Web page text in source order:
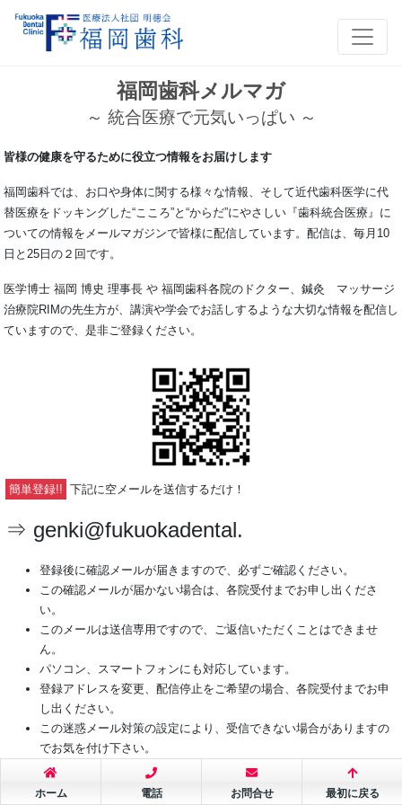
福岡歯科メルマガ
～ 統合医療で元気いっぱい ～
皆様の健康を守るために役立つ情報をお届けします
福岡歯科では、お口や身体に関する様々な情報、そして近代歯科医学に代
替医療をドッキングした“こころ”と“からだ”にやさしい『歯科統合医療』に
ついての情報をメールマガジンで皆様に配信しています。配信は、毎月10
日と25日の２回です。
医学博士 福岡 博史 理事長 や 福岡歯科各院のドクター、鍼灸 マッサージ
治療院RIMの先生方が、講演や学会でお話しするような大切な情報を配信し
ていますので、是非ご登録ください。
簡単登録!! 下記に空メールを送信するだけ！
⇒ genki@fukuokadental.
登録後に確認メールが届きますので、必ずご確認ください。
この確認メールが届かない場合は、各院受付までお申し出くださ
い。
このメールは送信専用ですので、ご返信いただくことはできませ
ん。
パソコン、スマートフォンにも対応しています。
登録アドレスを変更、配信停止をご希望の場合、各院受付までお申
し出ください。
この迷惑メール対策の設定により、受信できない場合がありますの
でお気を付け下さい。
配信日が土日祝日の場合、翌日以降の配信となる場合がございます
ホーム 電話 お問合せ 最初に戻る